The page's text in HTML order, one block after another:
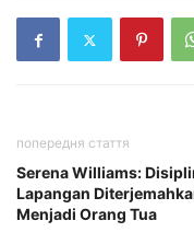
попередня стаття
Serena Williams:
Lapangan
Menjadi Orang Tua